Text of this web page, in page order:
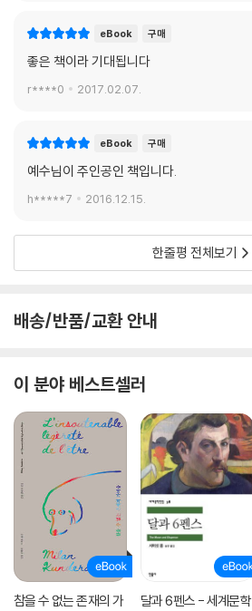
eBook 구매
좋은 책이라 기대됩니다
r****0 2017.02.07.
eBook 구매
예수님이 주인공인 책입니다.
h*****7 2016.12.15.
한줄평 전체보기
배송/반품/교환 안내
이 분야 베스트셀러
참을 수 없는 존재의 가
달과 6펜스 - 세계문학